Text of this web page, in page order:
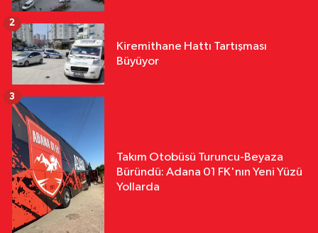
Kiremithane Hattı Tartışması
Büyüyor
2
Takım Otobüsü Turuncu-Beyaza
Büründü: Adana 01 FK'nın Yeni Yüzü
Yollarda
3